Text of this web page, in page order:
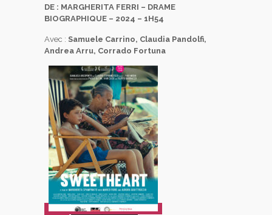
DE : MARGHERITA FERRI – DRAME
BIOGRAPHIQUE – 2024 – 1H54
Avec : Samuele Carrino, Claudia Pandolfi,
Andrea Arru, Corrado Fortuna